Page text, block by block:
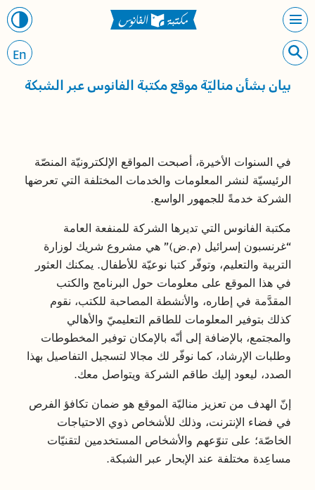
En
بيان بشأن مناليّة موقع مكتبة الفانوس عبر الشبكة
في السنوات الأخيرة، أصبحت المواقع الإلكترونيّة المنصّة
الرئيسيّة لنشر المعلومات والخدمات المختلفة التي تعرضها
الشركة خدمةً للجمهور الواسع.
مكتبة الفانوس التي تديرها الشركة للمنفعة العامة
“غرنسبون إسرائيل (م.ض)” هي مشروع شريك لوزارة
التربية والتعليم، وتوفّر كتبا نوعيّة للأطفال. يمكنك العثور
في هذا الموقع على معلومات حول البرنامج والكتب
المقدَّمة في إطاره، والأنشطة المصاحبة للكتب، نقوم
كذلك بتوفير المعلومات للطاقم التعليميّ والأهالي
والمجتمع، بالإضافة إلى أنّه بالإمكان توفير المخطوطات
وطلبات الإرشاد، كما نوفّر لك مجالا لتسجيل التفاصيل بهذا
الصدد، ليعود إليك طاقم الشركة ويتواصل معك.
إنّ الهدف من تعزيز مناليّة الموقع هو ضمان تكافؤ الفرص
في فضاء الإنترنت، وذلك للأشخاص ذوي الاحتياجات
الخاصّة؛ على تنوّعهم والأشخاص المستخدمين لتقنيّات
مساعِدة مختلفة عند الإبحار عبر الشبكة.